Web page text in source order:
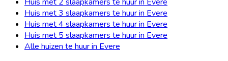
Huis met 3 slaapkamers te huur in Evere
Huis met 4 slaapkamers te huur in Evere
Huis met 5 slaapkamers te huur in Evere
Alle huizen te huur in Evere